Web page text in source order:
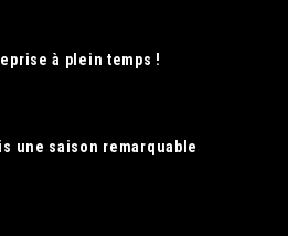
à plein temps !
une saison remarquable